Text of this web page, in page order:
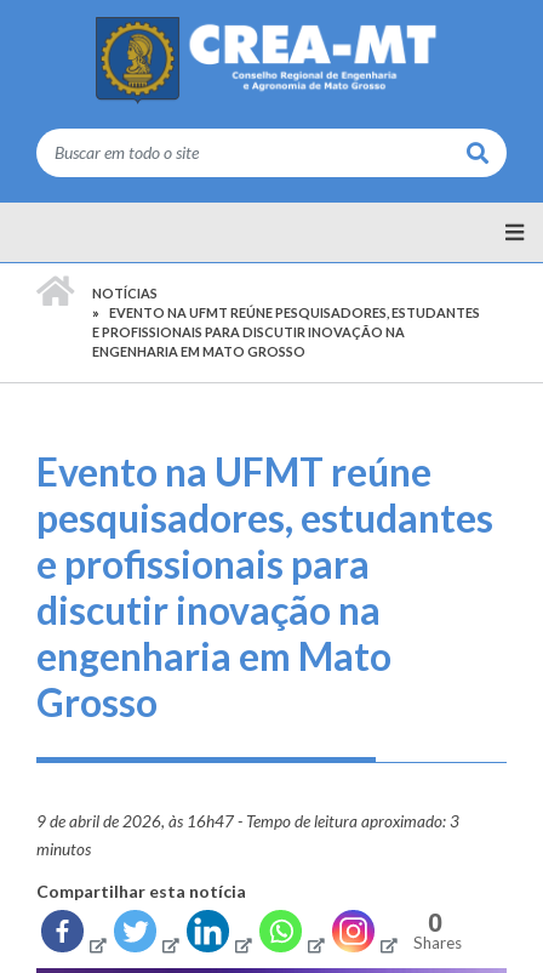
Buscar
NOTÍCIAS
EVENTO NA UFMT REÚNE PESQUISADORES, ESTUDANTES
E PROFISSIONAIS PARA DISCUTIR INOVAÇÃO NA
ENGENHARIA EM MATO GROSSO
Evento na UFMT reúne
pesquisadores, estudantes
e profissionais para
discutir inovação na
engenharia em Mato
Grosso
9 de abril de 2026, às 16h47 - Tempo de leitura aproximado: 3
minutos
Compartilhar esta notícia
0
Shares